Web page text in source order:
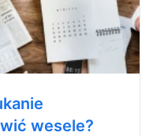
wesele?